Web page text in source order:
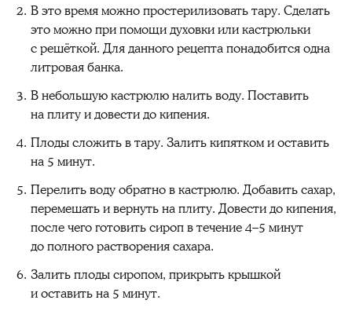
В это время можно простерилизовать тару. Сделать
это можно при помощи духовки или кастрюльки
с решёткой. Для данного рецепта понадобится одна
литровая банка.
В небольшую кастрюлю налить воду. Поставить
на плиту и довести до кипения.
Плоды сложить в тару. Залить кипятком и оставить
на 5 минут.
Перелить воду обратно в кастрюлю. Добавить сахар,
перемешать и вернуть на плиту. Довести до кипения,
после чего готовить сироп в течение 4–5 минут
до полного растворения сахара.
Залить плоды сиропом, прикрыть крышкой
и оставить на 5 минут.